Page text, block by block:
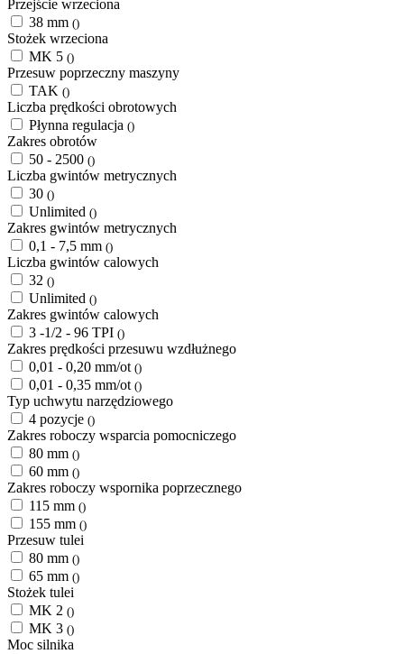
Przejście wrzeciona
38 mm ()
Stożek wrzeciona
MK 5 ()
Przesuw poprzeczny maszyny
TAK ()
Liczba prędkości obrotowych
Płynna regulacja ()
Zakres obrotów
50 - 2500 ()
Liczba gwintów metrycznych
30 ()
Unlimited ()
Zakres gwintów metrycznych
0,1 - 7,5 mm ()
Liczba gwintów calowych
32 ()
Unlimited ()
Zakres gwintów calowych
3 -1/2 - 96 TPI ()
Zakres prędkości przesuwu wzdłużnego
0,01 - 0,20 mm/ot ()
0,01 - 0,35 mm/ot ()
Typ uchwytu narzędziowego
4 pozycje ()
Zakres roboczy wsparcia pomocniczego
80 mm ()
60 mm ()
Zakres roboczy wspornika poprzecznego
115 mm ()
155 mm ()
Przesuw tulei
80 mm ()
65 mm ()
Stożek tulei
MK 2 ()
MK 3 ()
Moc silnika